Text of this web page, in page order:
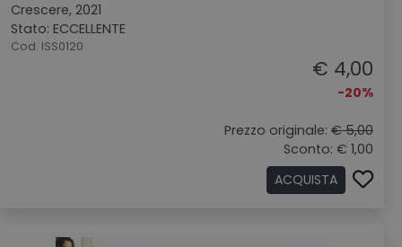
Crescere, 2021
Stato: ECCELLENTE
Cod. ISS0120
€ 4,00
-20%
Prezzo originale: € 5,00
Sconto: € 1,00
ACQUISTA